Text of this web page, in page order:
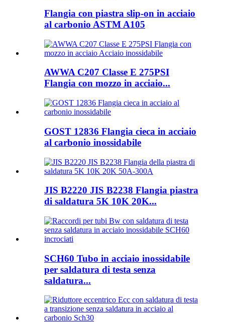
Flangia con piastra slip-on in acciaio
al carbonio ASTM A105
AWWA C207 Classe E 275PSI
Flangia con mozzo in acciaio...
GOST 12836 Flangia cieca in acciaio
al carbonio inossidabile
JIS B2220 JIS B2238 Flangia piastra
di saldatura 5K 10K 20K...
SCH60 Tubo in acciaio inossidabile
per saldatura di testa senza
saldatura...